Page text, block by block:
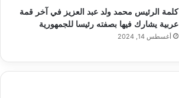
كلمة الرئيس محمد ولد عبد العزيز في آخر قمة
عربية يشارك فيها بصفته رئيسا للجمهورية
أغسطس 14, 2024